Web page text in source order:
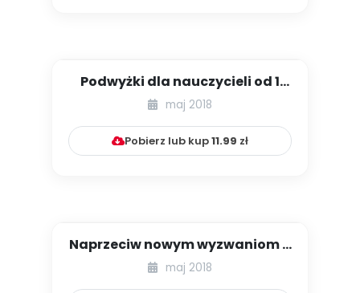
Podwyżki dla nauczycieli od 1
kwietnia 2018 r.
maj 2018
Pobierz lub kup11.99 zł
Naprzeciw nowym wyzwaniom –
predyspozycje do myślenia s...
maj 2018